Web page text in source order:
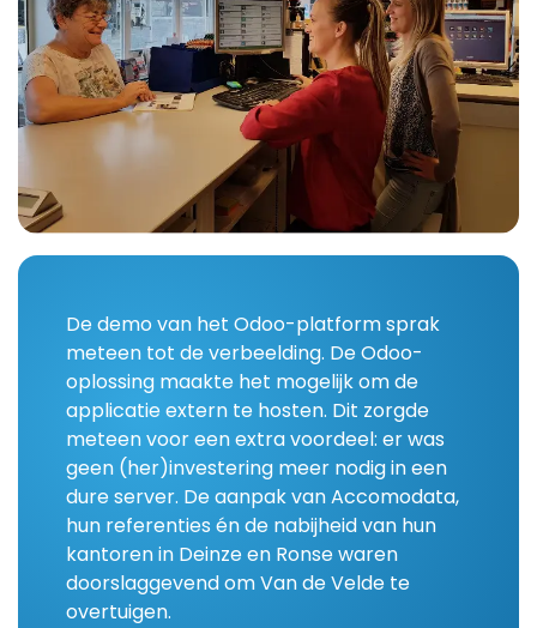
De demo van het Odoo-platform sprak
meteen tot de verbeelding. De Odoo-
oplossing maakte het mogelijk om de
applicatie extern te hosten. Dit zorgde
meteen voor een extra voordeel: er was
geen (her)investering meer nodig in een
dure server. De aanpak van Accomodata,
hun referenties én de nabijheid van hun
kantoren in Deinze en Ronse waren
doorslaggevend om Van de Velde te
overtuigen.